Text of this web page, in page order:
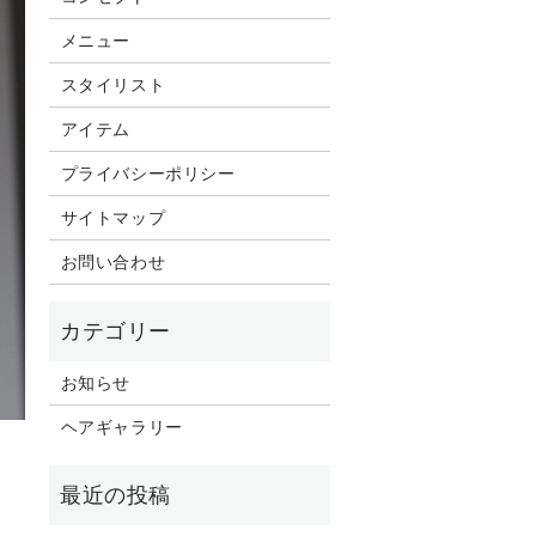
メニュー
スタイリスト
アイテム
プライバシーポリシー
サイトマップ
お問い合わせ
お知らせ
ヘアギャラリー